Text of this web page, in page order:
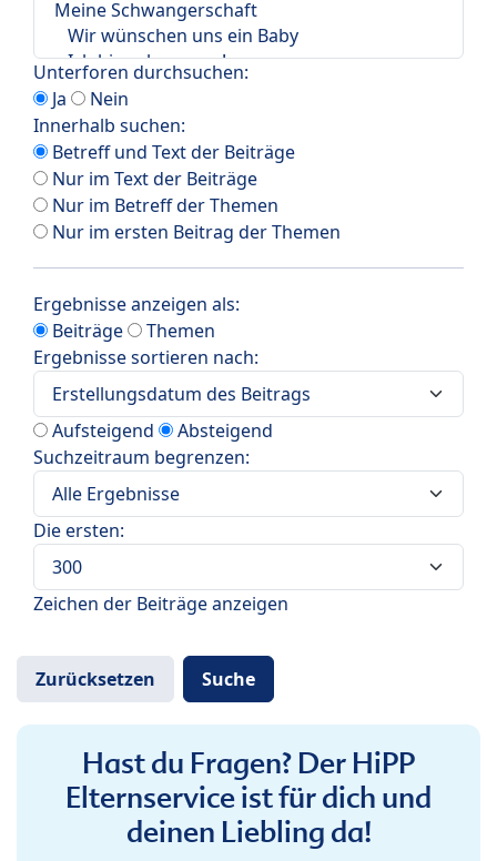
Unterforen durchsuchen:
Ja
Nein
Innerhalb suchen:
Betreff und Text der Beiträge
Nur im Text der Beiträge
Nur im Betreff der Themen
Nur im ersten Beitrag der Themen
Ergebnisse anzeigen als:
Beiträge
Themen
Ergebnisse sortieren nach:
Aufsteigend
Absteigend
Suchzeitraum begrenzen:
Die ersten:
Zeichen der Beiträge anzeigen
Hast du Fragen? Der HiPP
Elternservice ist für dich und
deinen Liebling da!